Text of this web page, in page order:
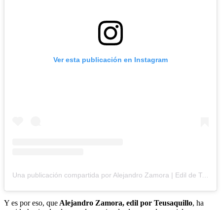
Ver esta publicación en Instagram
Una publicación compartida por Alejandro Zamora | Edil de Teusaquillo (@alejandrozamora77)
Y es por eso, que Alejandro Zamora, edil por Teusaquillo, ha